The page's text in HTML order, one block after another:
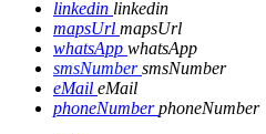
linkedin linkedin
mapsUrl mapsUrl
whatsApp whatsApp
smsNumbersmsNumber
eMail eMail
phoneNumberphoneNumber